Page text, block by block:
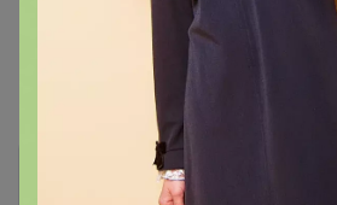
Показаны записи